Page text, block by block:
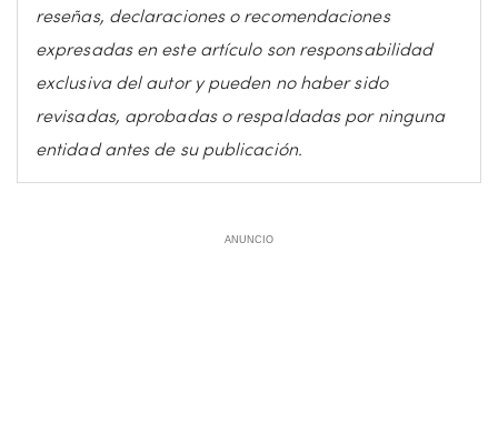
reseñas, declaraciones o recomendaciones
expresadas en este artículo son responsabilidad
exclusiva del autor y pueden no haber sido
revisadas, aprobadas o respaldadas por ninguna
entidad antes de su publicación.
ANUNCIO